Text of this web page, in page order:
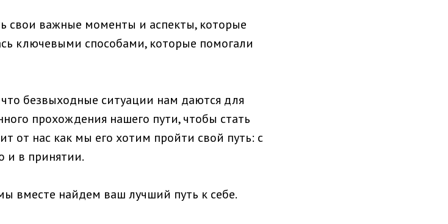
свои важные моменты и аспекты, которые
ключевыми способами, которые помогали
безвыходные ситуации нам даются для
прохождения нашего пути, чтобы стать
от нас как мы его хотим пройти свой путь: с
и в принятии.
вместе найдем ваш лучший путь к себе.